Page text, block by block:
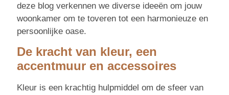
deze blog verkennen we diverse ideeën om jouw
woonkamer om te toveren tot een harmonieuze en
persoonlijke oase.
De kracht van kleur, een
accentmuur en accessoires
Kleur is een krachtig hulpmiddel om de sfeer van